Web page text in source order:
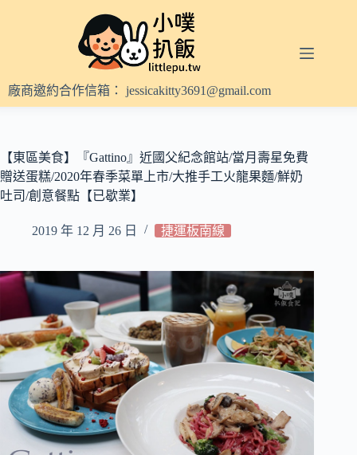
內
容
廠商邀約合作信箱： jessicakitty3691@gmail.com
【東區美食】『Gattino』近國父紀念館站/當月壽星免費
贈送蛋糕/2020年春季菜單上市/大推手工火龍果麵/鮮奶
吐司/創意餐點【已歇業】
2019 年 12 月 26 日 捷運板南線